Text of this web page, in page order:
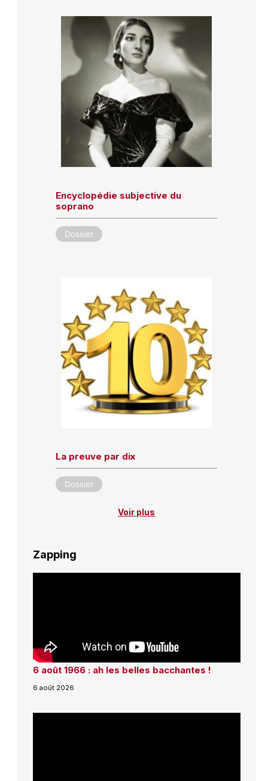
Encyclopédie subjective du
soprano
Dossier
La preuve par dix
Dossier
Voir plus
Zapping
6 août 1966 : ah les belles bacchantes !
6 août 2026